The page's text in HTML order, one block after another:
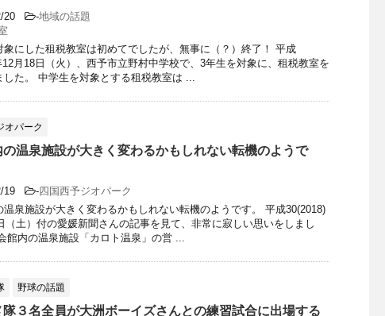
20 -地域の話題
象にした租税教室は初めてでしたが、無事に（？）終了！ 平成
12月18日（火）、西予市立野村中学校で、3年生を対象に、租税教室を
した。 中学生を対象とする租税教室は ...
オパーク
の温泉施設が大きく変わるかもしれない転機のようで
19 -四国西予ジオパーク
温泉施設が大きく変わるかもしれない転機のようです。 平成30(2018)
（土）付の愛媛新聞さんの記事を見て、非常に寂しい思いをしまし
館内の温泉施設「カロト温泉」の営 ...
野球の話題
隊３名全員が大洲ボーイズさんとの練習試合に出場する